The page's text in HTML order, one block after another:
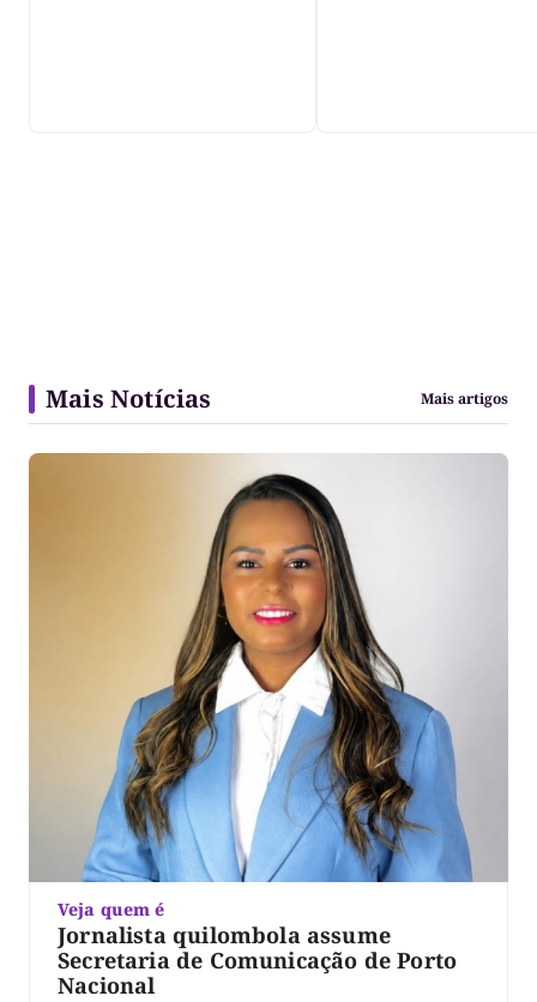
Mais Notícias Mais artigos
Veja quem é
Jornalista quilombola assume
Secretaria de Comunicação de Porto
Nacional